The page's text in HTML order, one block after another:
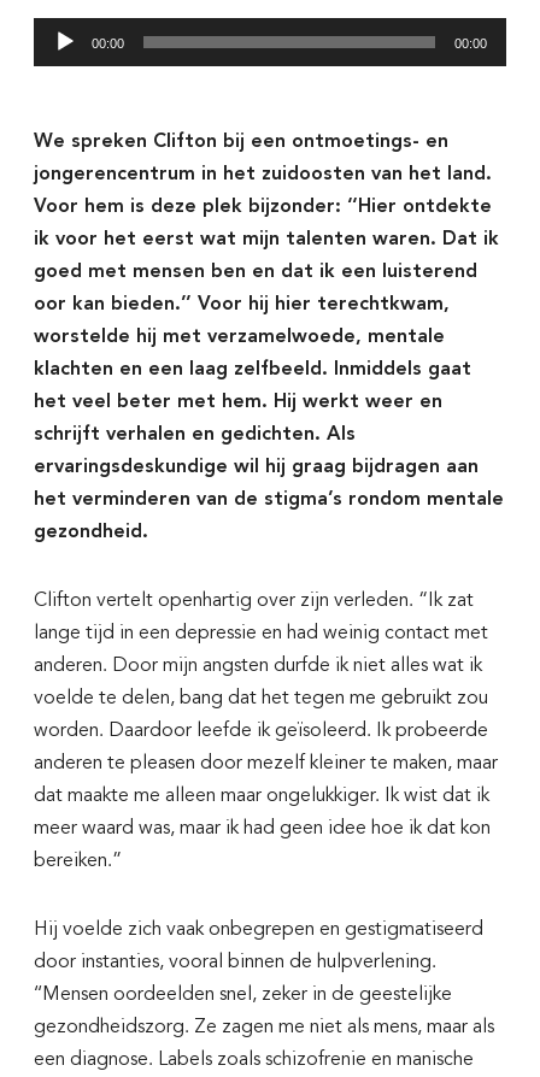
Audio
Player
00:00 00:00
We spreken Clifton bij een ontmoetings- en
jongerencentrum in het zuidoosten van het land.
Voor hem is deze plek bijzonder: ‘‘Hier ontdekte
ik voor het eerst wat mijn talenten waren. Dat ik
goed met mensen ben en dat ik een luisterend
oor kan bieden.’’ Voor hij hier terechtkwam,
worstelde hij met verzamelwoede, mentale
klachten en een laag zelfbeeld. Inmiddels gaat
het veel beter met hem. Hij werkt weer en
schrijft verhalen en gedichten. Als
ervaringsdeskundige wil hij graag bijdragen aan
het verminderen van de stigma’s rondom mentale
gezondheid.
Clifton vertelt openhartig over zijn verleden. “Ik zat
lange tijd in een depressie en had weinig contact met
anderen. Door mijn angsten durfde ik niet alles wat ik
voelde te delen, bang dat het tegen me gebruikt zou
worden. Daardoor leefde ik geïsoleerd. Ik probeerde
anderen te pleasen door mezelf kleiner te maken, maar
dat maakte me alleen maar ongelukkiger. Ik wist dat ik
meer waard was, maar ik had geen idee hoe ik dat kon
bereiken.”
Hij voelde zich vaak onbegrepen en gestigmatiseerd
door instanties, vooral binnen de hulpverlening.
‘‘Mensen oordeelden snel, zeker in de geestelijke
gezondheidszorg. Ze zagen me niet als mens, maar als
een diagnose. Labels zoals schizofrenie en manische